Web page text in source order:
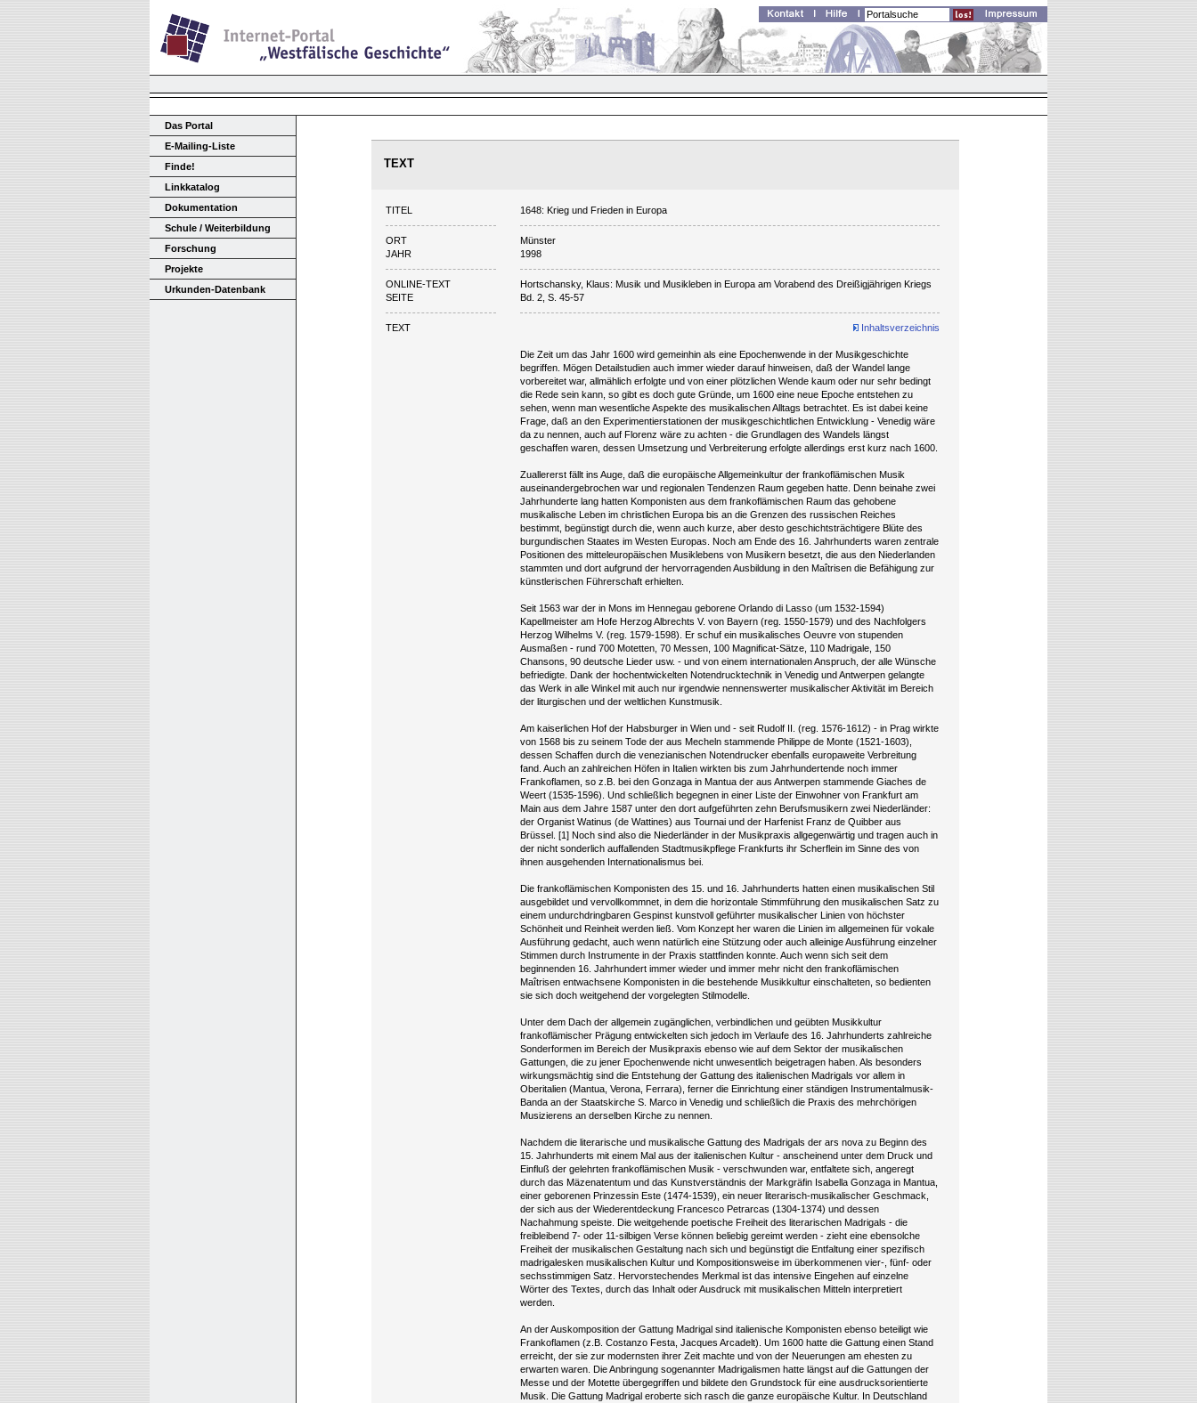
Das Portal
E-Mailing-Liste
Finde!
Linkkatalog
Dokumentation
Schule / Weiterbildung
Forschung
Projekte
Urkunden-Datenbank
TEXT
TITEL 1648: Krieg und Frieden in Europa
ORT
Münster
JAHR
1998
ONLINE-TEXT
Hortschansky, Klaus: Musik und Musikleben in Europa am Vorabend des Dreißigjährigen Kriegs
SEITE
Bd. 2, S. 45-57
TEXT Inhaltsverzeichnis
Die Zeit um das Jahr 1600 wird gemeinhin als eine Epochenwende in der Musikgeschichte
begriffen. Mögen Detailstudien auch immer wieder darauf hinweisen, daß der Wandel lange
vorbereitet war, allmählich erfolgte und von einer plötzlichen Wende kaum oder nur sehr bedingt
die Rede sein kann, so gibt es doch gute Gründe, um 1600 eine neue Epoche entstehen zu
sehen, wenn man wesentliche Aspekte des musikalischen Alltags betrachtet. Es ist dabei keine
Frage, daß an den Experimentierstationen der musikgeschichtlichen Entwicklung - Venedig wäre
da zu nennen, auch auf Florenz wäre zu achten - die Grundlagen des Wandels längst
geschaffen waren, dessen Umsetzung und Verbreiterung erfolgte allerdings erst kurz nach 1600.
Zuallererst fällt ins Auge, daß die europäische Allgemeinkultur der frankoflämischen Musik
auseinandergebrochen war und regionalen Tendenzen Raum gegeben hatte. Denn beinahe zwei
Jahrhunderte lang hatten Komponisten aus dem frankoflämischen Raum das gehobene
musikalische Leben im christlichen Europa bis an die Grenzen des russischen Reiches
bestimmt, begünstigt durch die, wenn auch kurze, aber desto geschichtsträchtigere Blüte des
burgundischen Staates im Westen Europas. Noch am Ende des 16. Jahrhunderts waren zentrale
Positionen des mitteleuropäischen Musiklebens von Musikern besetzt, die aus den Niederlanden
stammten und dort aufgrund der hervorragenden Ausbildung in den Maîtrisen die Befähigung zur
künstlerischen Führerschaft erhielten.
Seit 1563 war der in Mons im Hennegau geborene Orlando di Lasso (um 1532-1594)
Kapellmeister am Hofe Herzog Albrechts V. von Bayern (reg. 1550-1579) und des Nachfolgers
Herzog Wilhelms V. (reg. 1579-1598). Er schuf ein musikalisches Oeuvre von stupenden
Ausmaßen - rund 700 Motetten, 70 Messen, 100 Magnificat-Sätze, 110 Madrigale, 150
Chansons, 90 deutsche Lieder usw. - und von einem internationalen Anspruch, der alle Wünsche
befriedigte. Dank der hochentwickelten Notendrucktechnik in Venedig und Antwerpen gelangte
das Werk in alle Winkel mit auch nur irgendwie nennenswerter musikalischer Aktivität im Bereich
der liturgischen und der weltlichen Kunstmusik.
Am kaiserlichen Hof der Habsburger in Wien und - seit Rudolf II. (reg. 1576-1612) - in Prag wirkte
von 1568 bis zu seinem Tode der aus Mecheln stammende Philippe de Monte (1521-1603),
dessen Schaffen durch die venezianischen Notendrucker ebenfalls europaweite Verbreitung
fand. Auch an zahlreichen Höfen in Italien wirkten bis zum Jahrhundertende noch immer
Frankoflamen, so z.B. bei den Gonzaga in Mantua der aus Antwerpen stammende Giaches de
Weert (1535-1596). Und schließlich begegnen in einer Liste der Einwohner von Frankfurt am
Main aus dem Jahre 1587 unter den dort aufgeführten zehn Berufsmusikern zwei Niederländer:
der Organist Watinus (de Wattines) aus Tournai und der Harfenist Franz de Quibber aus
Brüssel. [1] Noch sind also die Niederländer in der Musikpraxis allgegenwärtig und tragen auch in
der nicht sonderlich auffallenden Stadtmusikpflege Frankfurts ihr Scherflein im Sinne des von
ihnen ausgehenden Internationalismus bei.
Die frankoflämischen Komponisten des 15. und 16. Jahrhunderts hatten einen musikalischen Stil
ausgebildet und vervollkommnet, in dem die horizontale Stimmführung den musikalischen Satz zu
einem undurchdringbaren Gespinst kunstvoll geführter musikalischer Linien von höchster
Schönheit und Reinheit werden ließ. Vom Konzept her waren die Linien im allgemeinen für vokale
Ausführung gedacht, auch wenn natürlich eine Stützung oder auch alleinige Ausführung einzelner
Stimmen durch Instrumente in der Praxis stattfinden konnte. Auch wenn sich seit dem
beginnenden 16. Jahrhundert immer wieder und immer mehr nicht den frankoflämischen
Maîtrisen entwachsene Komponisten in die bestehende Musikkultur einschalteten, so bedienten
sie sich doch weitgehend der vorgelegten Stilmodelle.
Unter dem Dach der allgemein zugänglichen, verbindlichen und geübten Musikkultur
frankoflämischer Prägung entwickelten sich jedoch im Verlaufe des 16. Jahrhunderts zahlreiche
Sonderformen im Bereich der Musikpraxis ebenso wie auf dem Sektor der musikalischen
Gattungen, die zu jener Epochenwende nicht unwesentlich beigetragen haben. Als besonders
wirkungsmächtig sind die Entstehung der Gattung des italienischen Madrigals vor allem in
Oberitalien (Mantua, Verona, Ferrara), ferner die Einrichtung einer ständigen Instrumentalmusik-
Banda an der Staatskirche S. Marco in Venedig und schließlich die Praxis des mehrchörigen
Musizierens an derselben Kirche zu nennen.
Nachdem die literarische und musikalische Gattung des Madrigals der ars nova zu Beginn des
15. Jahrhunderts mit einem Mal aus der italienischen Kultur - anscheinend unter dem Druck und
Einfluß der gelehrten frankoflämischen Musik - verschwunden war, entfaltete sich, angeregt
durch das Mäzenatentum und das Kunstverständnis der Markgräfin Isabella Gonzaga in Mantua,
einer geborenen Prinzessin Este (1474-1539), ein neuer literarisch-musikalischer Geschmack,
der sich aus der Wiederentdeckung Francesco Petrarcas (1304-1374) und dessen
Nachahmung speiste. Die weitgehende poetische Freiheit des literarischen Madrigals - die
freibleibend 7- oder 11-silbigen Verse können beliebig gereimt werden - zieht eine ebensolche
Freiheit der musikalischen Gestaltung nach sich und begünstigt die Entfaltung einer spezifisch
madrigalesken musikalischen Kultur und Kompositionsweise im überkommenen vier-, fünf- oder
sechsstimmigen Satz. Hervorstechendes Merkmal ist das intensive Eingehen auf einzelne
Wörter des Textes, durch das Inhalt oder Ausdruck mit musikalischen Mitteln interpretiert
werden.
An der Auskomposition der Gattung Madrigal sind italienische Komponisten ebenso beteiligt wie
Frankoflamen (z.B. Costanzo Festa, Jacques Arcadelt). Um 1600 hatte die Gattung einen Stand
erreicht, der sie zur modernsten ihrer Zeit machte und von der Neuerungen am ehesten zu
erwarten waren. Die Anbringung sogenannter Madrigalismen hatte längst auf die Gattungen der
Messe und der Motette übergegriffen und bildete den Grundstock für eine ausdrucksorientierte
Musik. Die Gattung Madrigal eroberte sich rasch die ganze europäische Kultur. In Deutschland